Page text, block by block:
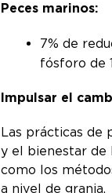
Peces marinos:
7% de
fósforo de
Impulsar el
Las prácticas de
y el bienestar de
como los
a nivel de granja.